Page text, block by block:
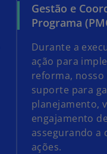
Gestão e
Programa
Durante a
ação para
reforma,
suporte para
planejamento,
engajamento
assegurando a
ações.